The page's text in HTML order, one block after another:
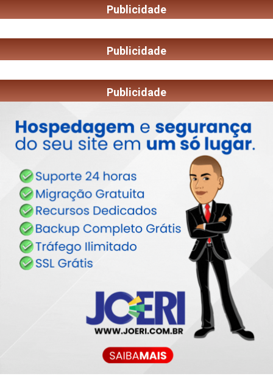
Publicidade
Publicidade
Publicidade